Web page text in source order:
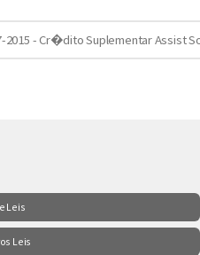
- Cr�dito Suplementar Assist
Leis
Leis